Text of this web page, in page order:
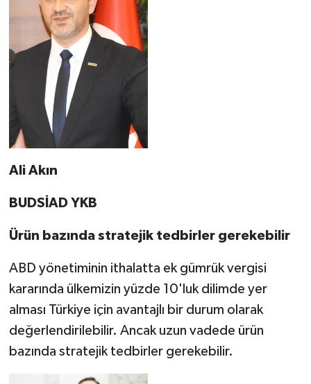
Ali Akın
BUDSİAD YKB
Ürün bazında stratejik tedbirler gerekebilir
ABD yönetiminin ithalatta ek gümrük vergisi
kararında ülkemizin yüzde 10'luk dilimde yer
alması Türkiye için avantajlı bir durum olarak
değerlendirilebilir. Ancak uzun vadede ürün
bazında stratejik tedbirler gerekebilir.